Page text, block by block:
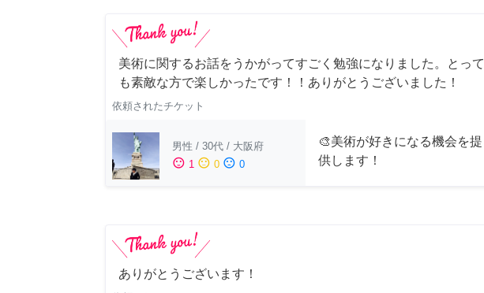
美術に関するお話をうかがってすごく勉強になりました。とって
も素敵な方で楽しかったです！！ありがとうございました！
依頼されたチケット
男性 / 30代 / 大阪府
sentiment_satisfied 1 sentiment_neutral 0 sentiment_dissatisfied 0
🎨美術が好きになる機会を提
供します！
ありがとうございます！